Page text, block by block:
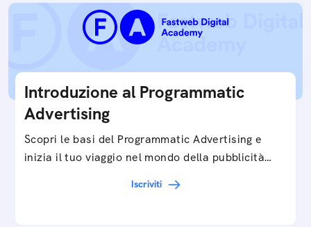
Introduzione al Programmatic
Advertising
Scopri le basi del Programmatic Advertising e
inizia il tuo viaggio nel mondo della pubblicità
Iscriviti